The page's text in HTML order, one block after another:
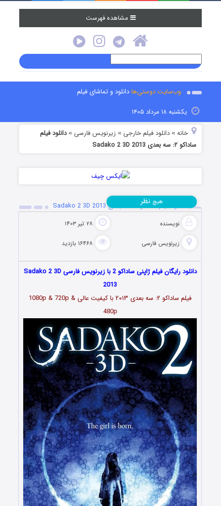
مشاهده فهرست
وب‌سایت دوستی‌هادانلود و تماشای فیلم
یکشنبه ۱۸ مرداد ۱۴۰۵
خانه »دانلود فیلم خارجی » زیرنویس فارسی »دانلود فیلم
ساداکو ۲: سه بعدی Sadako 2 3D 2013
دانلود فیلم ساداکو ۲: سه بعدی Sadako 2 3D 2013
نویسنده ۲۸ تیر ۱۴۰۳
زیرنویس فارسی ۱۶۴۶۸ بازدید
هیچ نظر
دانلود رایگان فیلم ژاپنی ساداکو 2 با زیرنویس فارسی Sadako 2 3D
2013
فیلم ساداکو ۲: سه بعدی ۲۰۱۳ با کیفیت عالی 1080p & 720p &
480p